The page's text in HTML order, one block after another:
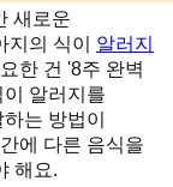
새로운
지의 식이 알러지
한 건 '8주 완벽
알러지를
는 방법이
에 다른 음식을
해요.